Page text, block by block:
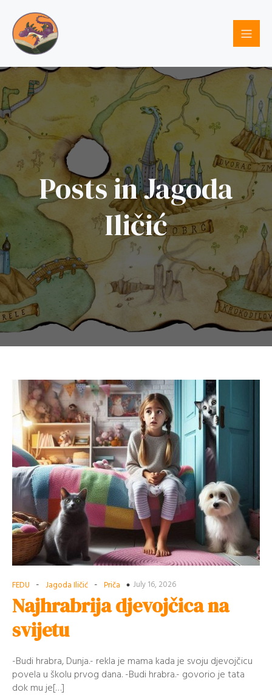
Posts in Jagoda
Iličić
FEDU - Jagoda Iličić - Priča July 16, 2026
Najhrabrija djevojčica na
svijetu
-Budi hrabra, Dunja.- rekla je mama kada je svoju djevojčicu
povela u školu prvog dana. -Budi hrabra.- govorio je tata
dok mu je[…]